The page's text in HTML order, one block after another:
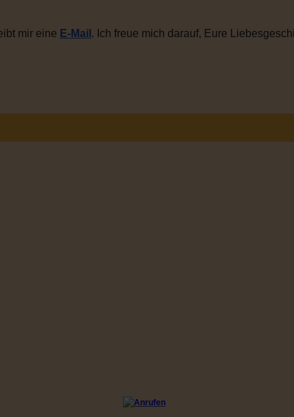
mir eine E-Mail . Ich freue mich darauf, Eure